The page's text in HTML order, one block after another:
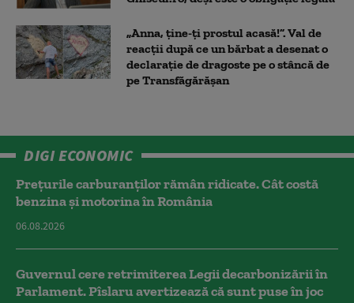
„Anna, ţine-ţi prostul acasă!”. Val de
reacții după ce un bărbat a desenat o
declarație de dragoste pe o stâncă de
pe Transfăgărășan
DIGI ECONOMIC
Prețurile carburanților rămân ridicate. Cât costă
benzina și motorina în România
06.08.2026
Guvernul cere retrimiterea Legii decarbonizării în
Parlament. Pîslaru avertizează că sunt puse în joc